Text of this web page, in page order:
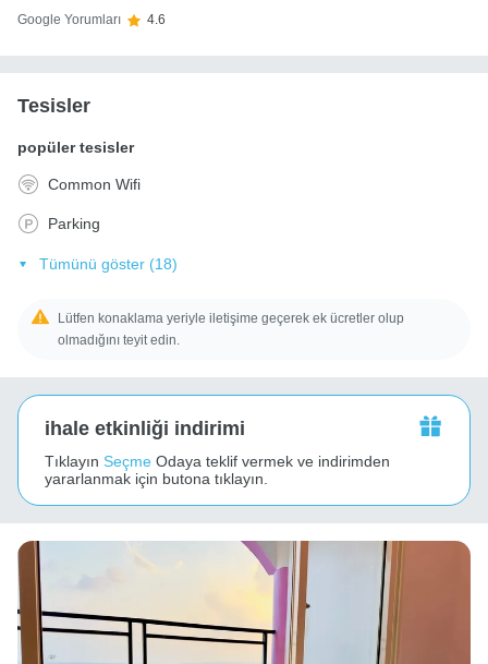
Google Yorumları 4.6
Tesisler
popüler tesisler
Common Wifi
Parking
Tümünü göster (18)
Lütfen konaklama yeriyle iletişime geçerek ek ücretler olup
olmadığını teyit edin.
ihale etkinliği indirimi
Tıklayın Seçme Odaya teklif vermek ve indirimden
yararlanmak için butona tıklayın.